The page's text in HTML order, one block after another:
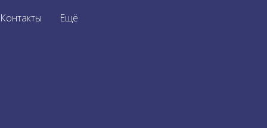
Контакты Ещё